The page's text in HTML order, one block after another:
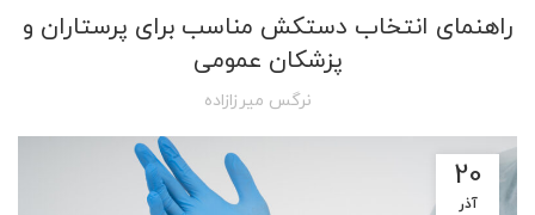
راهنمای انتخاب دستکش مناسب برای پرستاران و
پزشکان عمومی
نرگس میرزازاده
20
آذر